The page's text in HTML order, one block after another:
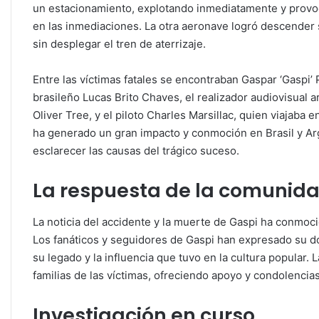
un estacionamiento, explotando inmediatamente y
en las inmediaciones. La otra aeronave logró
sin desplegar el tren de aterrizaje.
Entre las víctimas fatales se encontraban Gaspar
brasileño Lucas Brito Chaves, el realizador audiovisual
Oliver Tree, y el piloto Charles Marsillac, quien viajaba
ha generado un gran impacto y conmoción en Brasil y
esclarecer las causas del trágico suceso.
La respuesta de la
La noticia del accidente y la muerte de Gaspi ha
Los fanáticos y seguidores de Gaspi han expresado su
su legado y la influencia que tuvo en la cultura popular.
familias de las víctimas, ofreciendo apoyo y